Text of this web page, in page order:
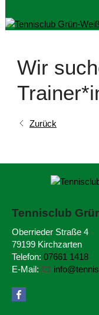
Wir
Zurück
Tennisclub
Oberrieder Straße 4
79199 Kirchzarten
Telefon: 07661 1418
E-Mail:
nf t nn